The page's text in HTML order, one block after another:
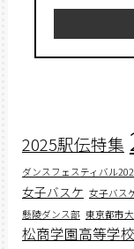
2025駅伝特集
ダンスフェスティバル
女子バスケ 女子バス
懸陵ダンス部 東京都市
松商学園高等学